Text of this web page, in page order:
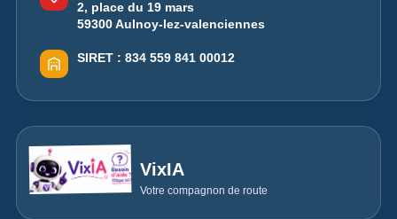
2, place du 19 mars
59300 Aulnoy-lez-valenciennes
SIRET : 834 559 841 00012
VixIA
Votre compagnon de route